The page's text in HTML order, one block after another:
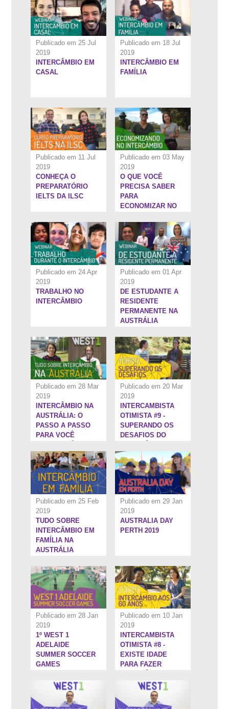
Publicado em 25 Jul
2019
INTERCÂMBIO EM
CASAL
Publicado em 18 Jul
2019
INTERCÂMBIO EM
FAMÍLIA
Publicado em 11 Jul
2019
CONHEÇA O
PREPARATÓRIO
IELTS DA ILSC
Publicado em 03 May
2019
O QUE VOCÊ
PRECISA SABER
PARA
ECONOMIZAR NO
INTERCÂMBIO
PARA AUSTRÁLIA!
Publicado em 24 Apr
2019
1:53:52''
TRABALHO NO
INTERCÂMBIO
Publicado em 01 Apr
2019
1:44:47''
DE ESTUDANTE A
RESIDENTE
PERMANENTE NA
AUSTRÁLIA
Publicado em 28 Mar
2019
26:29''
INTERCÂMBIO NA
AUSTRÁLIA: O
PASSO A PASSO
PARA VOCÊ
2019!
Publicado em 20 Mar
2019
INTERCAMBISTA
OTIMISTA #9 -
SUPERANDO OS
DESAFIOS DO
Publicado em 25 Feb
2019
28:33''
TUDO SOBRE
INTERCÂMBIO EM
FAMÍLIA NA
AUSTRÁLIA
Publicado em 29 Jan
2019
AUSTRALIA DAY
PERTH 2019
Publicado em 28 Jan
2019
13:2''
1º WEST 1
ADELAIDE
SUMMER SOCCER
GAMES
Publicado em 10 Jan
2019
INTERCAMBISTA
OTIMISTA #8 -
EXISTE IDADE
PARA FAZER